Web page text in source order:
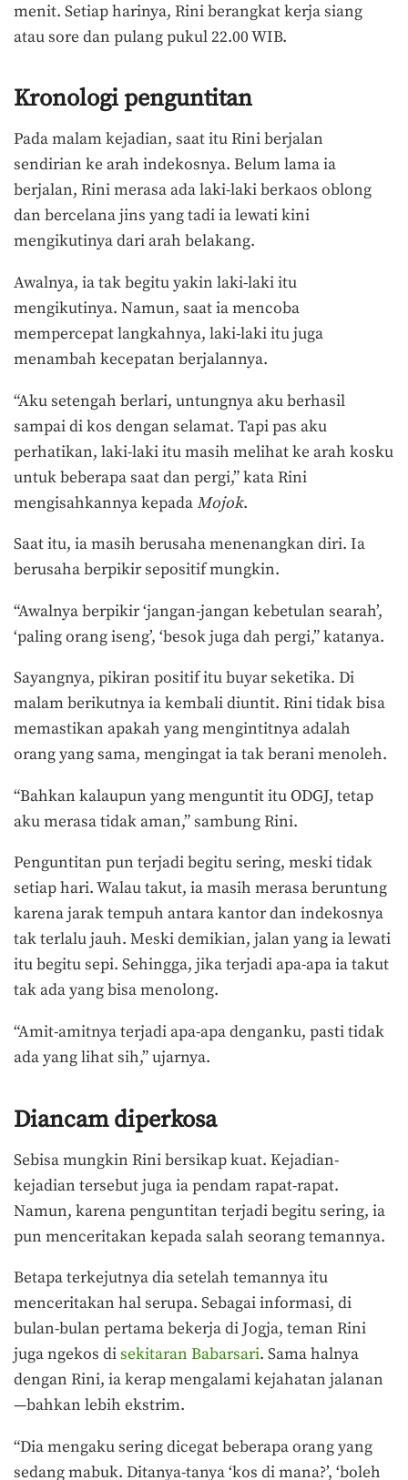
menit. Setiap harinya, Rini berangkat kerja siang
atau sore dan pulang pukul 22.00 WIB.
Kronologi penguntitan
Pada malam kejadian, saat itu Rini berjalan
sendirian ke arah indekosnya. Belum lama ia
berjalan, Rini merasa ada laki-laki berkaos oblong
dan bercelana jins yang tadi ia lewati kini
mengikutinya dari arah belakang.
Awalnya, ia tak begitu yakin laki-laki itu
mengikutinya. Namun, saat ia mencoba
mempercepat langkahnya, laki-laki itu juga
menambah kecepatan berjalannya.
“Aku setengah berlari, untungnya aku berhasil
sampai di kos dengan selamat. Tapi pas aku
perhatikan, laki-laki itu masih melihat ke arah kosku
untuk beberapa saat dan pergi,” kata Rini
mengisahkannya kepadaMojok.
Saat itu, ia masih berusaha menenangkan diri. Ia
berusaha berpikir sepositif mungkin.
“Awalnya berpikir ‘jangan-jangan kebetulan searah’,
‘paling orang iseng’, ‘besok juga dah pergi,” katanya.
Sayangnya, pikiran positif itu buyar seketika. Di
malam berikutnya ia kembali diuntit. Rini tidak bisa
memastikan apakah yang mengintitnya adalah
orang yang sama, mengingat ia tak berani menoleh.
“Bahkan kalaupun yang menguntit itu ODGJ, tetap
aku merasa tidak aman,” sambung Rini.
Penguntitan pun terjadi begitu sering, meski tidak
setiap hari. Walau takut, ia masih merasa beruntung
karena jarak tempuh antara kantor dan indekosnya
tak terlalu jauh. Meski demikian, jalan yang ia lewati
itu begitu sepi. Sehingga, jika terjadi apa-apa ia takut
tak ada yang bisa menolong.
“Amit-amitnya terjadi apa-apa denganku, pasti tidak
ada yang lihat sih,” ujarnya.
Diancam diperkosa
Sebisa mungkin Rini bersikap kuat. Kejadian-
kejadian tersebut juga ia pendam rapat-rapat.
Namun, karena penguntitan terjadi begitu sering, ia
pun menceritakan kepada salah seorang temannya.
Betapa terkejutnya dia setelah temannya itu
menceritakan hal serupa. Sebagai informasi, di
bulan-bulan pertama bekerja di Jogja, teman Rini
juga ngekos disekitaran Babarsari. Sama halnya
dengan Rini, ia kerap mengalami kejahatan jalanan
—bahkan lebih ekstrim.
“Dia mengaku sering dicegat beberapa orang yang
sedang mabuk. Ditanya-tanya ‘kos di mana?’, ‘boleh